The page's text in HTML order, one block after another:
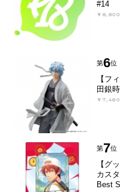
#14
￥8,800
第6位
【フ
田銀
￥7,480
第7位
【グ
カス
Best